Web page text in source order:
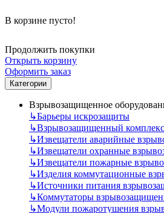
В корзине пусто!
Продолжить покупки
Открыть корзину
Оформить заказ
Категории
Взрывозащищенное
↳Барьеры искрозащиты
↳Взрывозащищенный
↳Извещатели аварийные
↳Извещатели охранные
↳Извещатели пожарные
↳Изделия коммутационные
↳Источники питания
↳Коммутаторы
↳Модули пожаротушения